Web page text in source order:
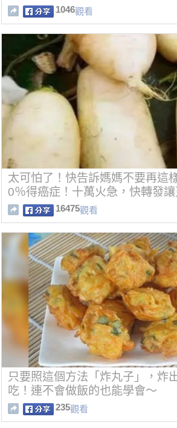
1046觀看
太可怕了！快告訴媽媽不要再這
0％得癌症！十萬火急，快轉發
16475觀看
只要照這個方法「炸丸子」，炸
吃！連不會做飯的也能學會～
235觀看